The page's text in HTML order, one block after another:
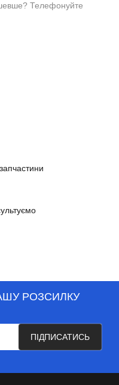
Телефонуйте
РОЗСИЛКУ
ПІДПИСАТИСЬ